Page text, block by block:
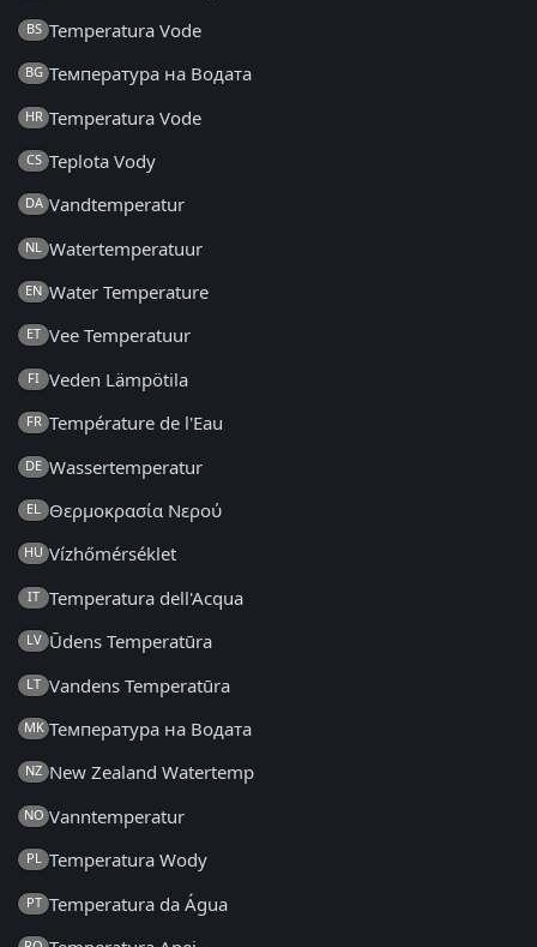
BS Temperatura Vode
BG Температура на Водата
HR Temperatura Vode
CS Teplota Vody
DA Vandtemperatur
NL Watertemperatuur
EN Water Temperature
ET Vee Temperatuur
FI Veden Lämpötila
FR Température de l'Eau
DE Wassertemperatur
EL Θερμοκρασία Νερού
HU Vízhőmérséklet
IT Temperatura dell'Acqua
LV Ūdens Temperatūra
LT Vandens Temperatūra
MK Температура на Водата
NZ New Zealand Watertemp
NO Vanntemperatur
PL Temperatura Wody
PT Temperatura da Água